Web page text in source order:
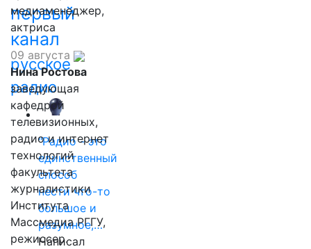
первый
канал
русское
радио
"Радио - это
единственный
способ
нести что-то
большое и
разумное,…
Написал
медиаменеджер,
актриса
09 августа
Нина Ростова
заведующая
кафедрой
телевизионных,
радио и интернет
технологий
факультета
журналистики
Института
Массмедиа РГГУ,
режиссер.